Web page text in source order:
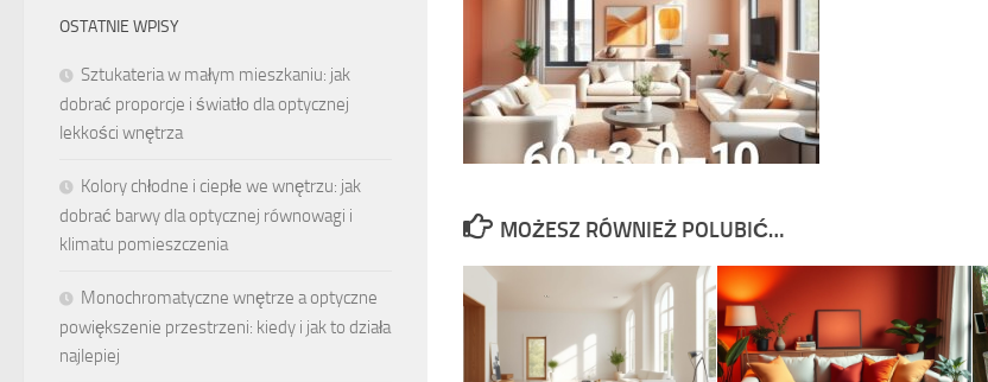
MOŻESZ RÓWNIEŻ POLUBIĆ…
OSTATNIE WPISY
Sztukateria w małym mieszkaniu: jak
dobrać proporcje i światło dla optycznej
lekkości wnętrza
Kolory chłodne i ciepłe we wnętrzu: jak
dobrać barwy dla optycznej równowagi i
klimatu pomieszczenia
Monochromatyczne wnętrze a optyczne
powiększenie przestrzeni: kiedy i jak to działa
najlepiej